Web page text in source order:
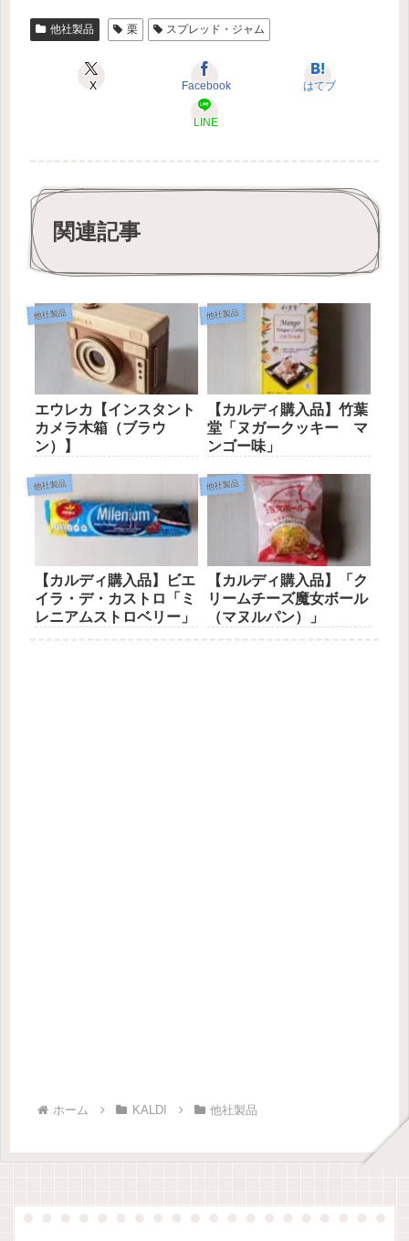
他社製品 栗 スプレッド・ジャム
X Facebook はてブ
LINE
関連記事
他社製品
エウレカ【インスタント
カメラ木箱（ブラウ
ン）】
他社製品
【カルディ購入品】竹葉
堂「ヌガークッキー マ
ンゴー味」
他社製品
【カルディ購入品】ビエ
イラ・デ・カストロ「ミ
レニアムストロベリー」
他社製品
【カルディ購入品】「ク
リームチーズ魔女ボール
（マヌルパン）」
ホーム KALDI 他社製品